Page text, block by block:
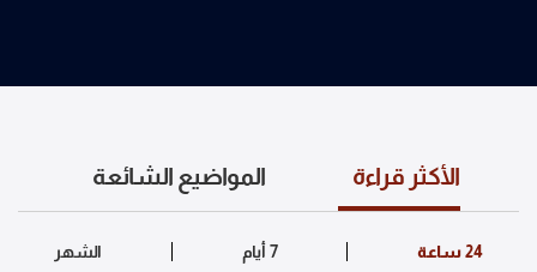
الأكثر قراءة المواضيع الشائعة